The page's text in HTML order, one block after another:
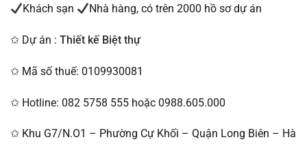
Khách sạn
Nhà hàng, có trên 2000 hồ sơ dự án
✩ Dự án : Thiết kế Biệt thự
✩ Mã số thuế: 0109930081
✩ Hotline: 082 5758 555 hoặc 0988.605.000
✩ Khu G7/N.O1 – Phường Cự Khối – Quận Long Biên – Hà